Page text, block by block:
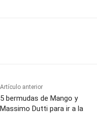
Artículo anterior
5 bermudas de Mango y
Massimo Dutti para ir a la